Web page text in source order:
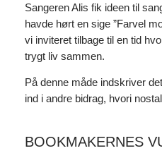
Sangeren Alis fik ideen til
havde hørt en sige ”Farvel
vi inviteret tilbage til en tid
trygt liv sammen.
På denne måde indskriver
ind i andre bidrag, hvori
BOOKMAKERNES